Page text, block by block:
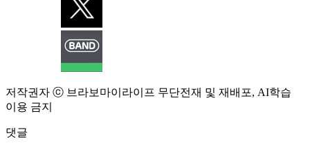
저작권자 ⓒ 브라보마이라이프 무단전재 및 재배포, AI학습
이용 금지
댓글